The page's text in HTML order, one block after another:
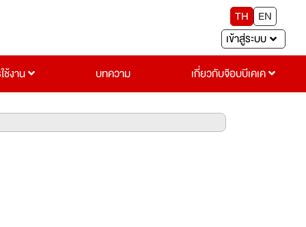
TH
EN
เข้าสู่ระบบ
ช้งาน
บทความ เกี่ยวกับจ๊อบบีเคเค